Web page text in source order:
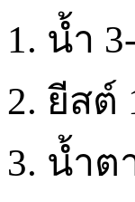
1. น้ำ
2. ยีสต์
3. น้ำต